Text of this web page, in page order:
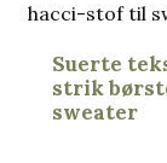
Suerte
strik
sweater